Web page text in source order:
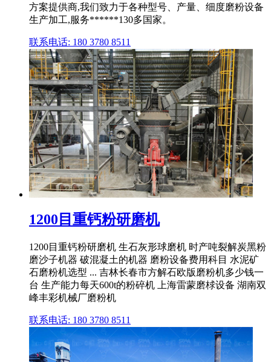
方案提供商,我们致力于各种型号、产量、细度磨粉设备
生产加工,服务******130多国家。
联系电话: 180 3780 8511
1200目重钙粉研磨机
1200目重钙粉研磨机 生石灰形球磨机 时产吨裂解炭黑粉
磨沙子机器 破混凝土的机器 磨粉设备费用科目 水泥矿
石磨粉机选型 ... 吉林长春市方解石欧版磨粉机多少钱一
台 生产能力每天600t的粉碎机 上海雷蒙磨梂设备 湖南双
峰丰彩机械厂磨粉机
联系电话: 180 3780 8511